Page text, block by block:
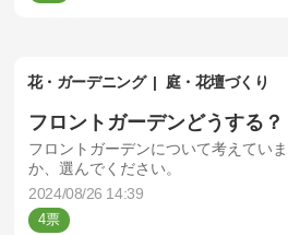
花・ガーデニング 庭・花壇づくり
フロントガーデンどうする？
フロントガーデンについて考えてい
か、選んでください。
2024/08/26 14:39
4